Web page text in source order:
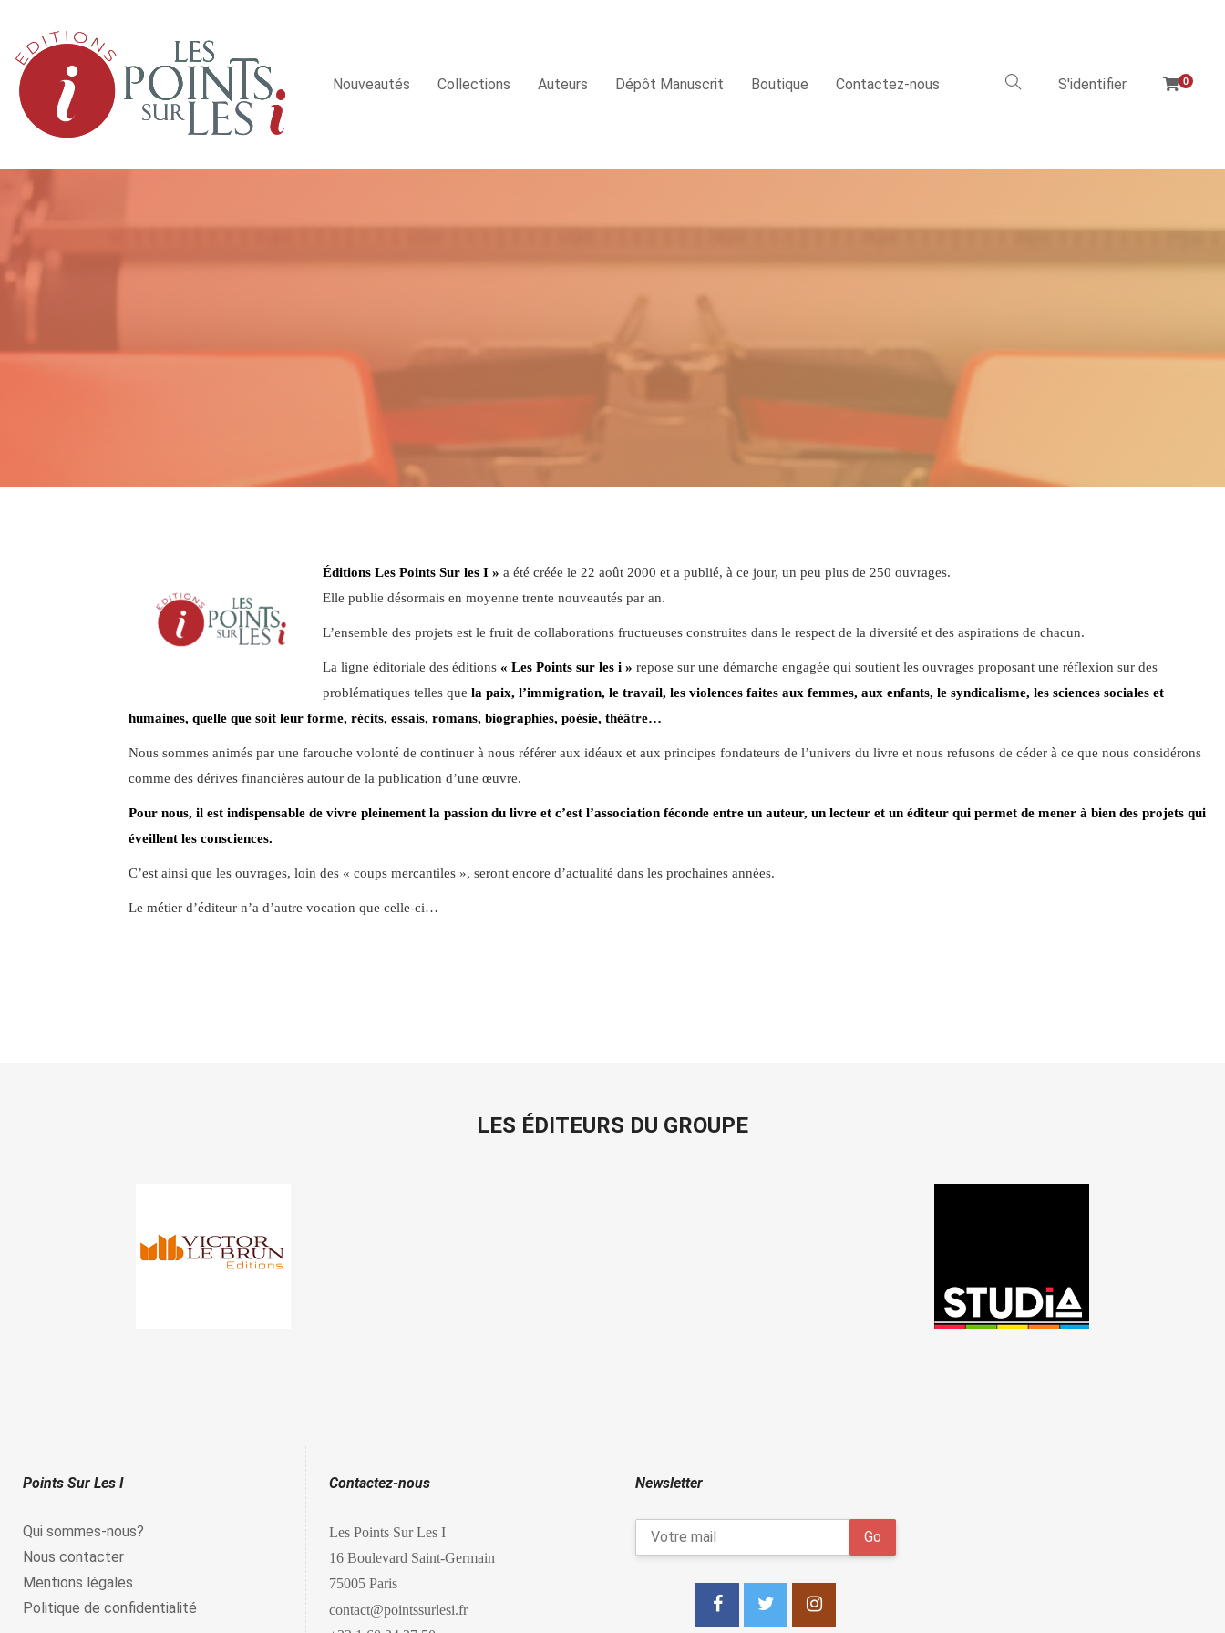
Nouveautés Collections Auteurs Dépôt Manuscrit Boutique Contactez-nous S'identifier 0
Éditions Les Points Sur les I » a été créée le 22 août 2000 et a publié, à ce jour, un peu plus de 250 ouvrages.
Elle publie désormais en moyenne trente nouveautés par an.
L’ensemble des projets est le fruit de collaborations fructueuses construites dans le respect de la diversité et des aspirations de chacun.
La ligne éditoriale des éditions« Les Points sur les i » repose sur une démarche engagée qui soutient les ouvrages proposant une réflexion sur des
problématiques telles quela paix, l’immigration, le travail, les violences faites aux femmes, aux enfants, le syndicalisme, les sciences sociales et
humaines, quelle que soit leur forme, récits, essais, romans, biographies, poésie, théâtre…
Nous sommes animés par une farouche volonté de continuer à nous référer aux idéaux et aux principes fondateurs de l’univers du livre et nous refusons de céder à ce que nous considérons
comme des dérives financières autour de la publication d’une œuvre.
Pour nous, il est indispensable de vivre pleinement la passion du livre et c’est l’association féconde entre un auteur, un lecteur et un éditeur qui permet de mener à bien des projets qui
éveillent les consciences.
C’est ainsi que les ouvrages, loin des « coups mercantiles », seront encore d’actualité dans les prochaines années.
Le métier d’éditeur n’a d’autre vocation que celle-ci…
LES ÉDITEURS DU GROUPE
Points Sur Les I
Qui sommes-nous?
Nous contacter
Mentions légales
Politique de confidentialité
Contactez-nous
Les Points Sur Les I
16 Boulevard Saint-Germain
75005 Paris
contact@pointssurlesi.fr
Newsletter